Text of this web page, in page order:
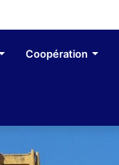
Coopération